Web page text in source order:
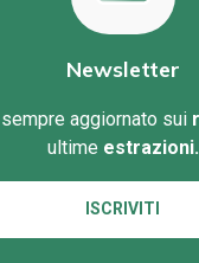
Newsletter
aggiornato sui
ultime estrazioni.
ISCRIVITI